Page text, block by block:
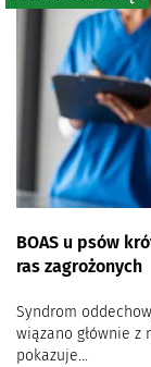
BOAS u psów
ras zagrożonych
Syndrom
wiązano głównie
pokazuje...